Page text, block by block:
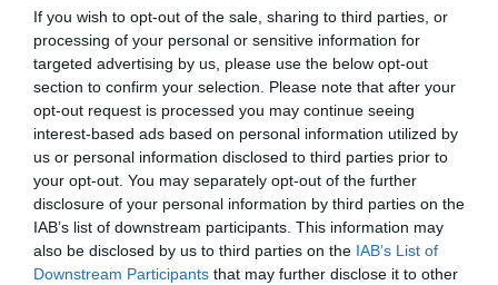
If you wish to opt-out of the sale, sharing to third parties, or
processing of your personal or sensitive information for
targeted advertising by us, please use the below opt-out
section to confirm your selection. Please note that after your
opt-out request is processed you may continue seeing
interest-based ads based on personal information utilized by
us or personal information disclosed to third parties prior to
your opt-out. You may separately opt-out of the further
disclosure of your personal information by third parties on the
IAB’s list of downstream participants. This information may
also be disclosed by us to third parties on the IAB’s List of
Downstream Participants that may further disclose it to other
07.08.2026 | 19:02
Απετράπη το εγχείρημα Ουκρανών για
αντεπίθεση στο Κολομίγτσι: Δείτε το πριν & το
μετά της προσπάθειάς τους (βίντεο)